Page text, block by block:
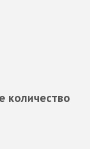
количество